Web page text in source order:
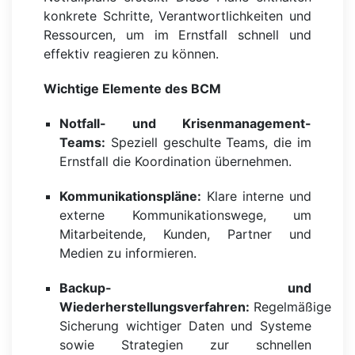
konkrete Schritte, Verantwortlichkeiten und
Ressourcen, um im Ernstfall schnell und
effektiv reagieren zu können.
Wichtige Elemente des BCM
Notfall- und Krisenmanagement-
Teams: Speziell geschulte Teams, die im
Ernstfall die Koordination übernehmen.
Kommunikationspläne: Klare interne und
externe Kommunikationswege, um
Mitarbeitende, Kunden, Partner und
Medien zu informieren.
Backup- und
Wiederherstellungsverfahren: Regelmäßige
Sicherung wichtiger Daten und Systeme
sowie Strategien zur schnellen